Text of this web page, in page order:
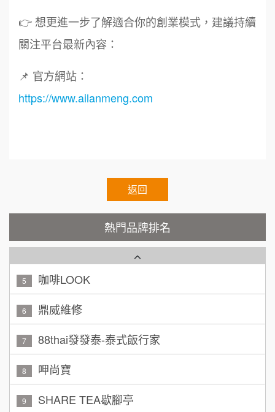
👉 想更進一步了解適合你的創業模式，建議持續
關注平台最新內容：
📌 官方網站：
https://www.ailanmeng.com
返回
熱門品牌排名
8 呷尚寶
9 SHARE TEA歇腳亭
10 TEA TOP台灣第一味
潮鍋癮
5 咖啡LOOK
6 鼎威維修
7 88thai發發泰-泰式飯行家
8 呷尚寶
9 SHARE TEA歇腳亭
10 TEA TOP台灣第一味
加盟預算 50萬~75萬
何 先生/小姐
加盟預算
呂 先生/小姐
加盟預算
林 先生/小姐
100萬 ~ 200萬
吳 先生/小姐
加盟預算 100萬~200萬